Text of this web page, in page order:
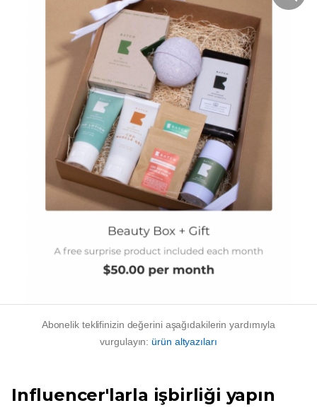
Abonelik teklifinizin değerini aşağıdakilerin yardımıyla
vurgulayın: ürün altyazıları
Influencer'larla işbirliği yapın